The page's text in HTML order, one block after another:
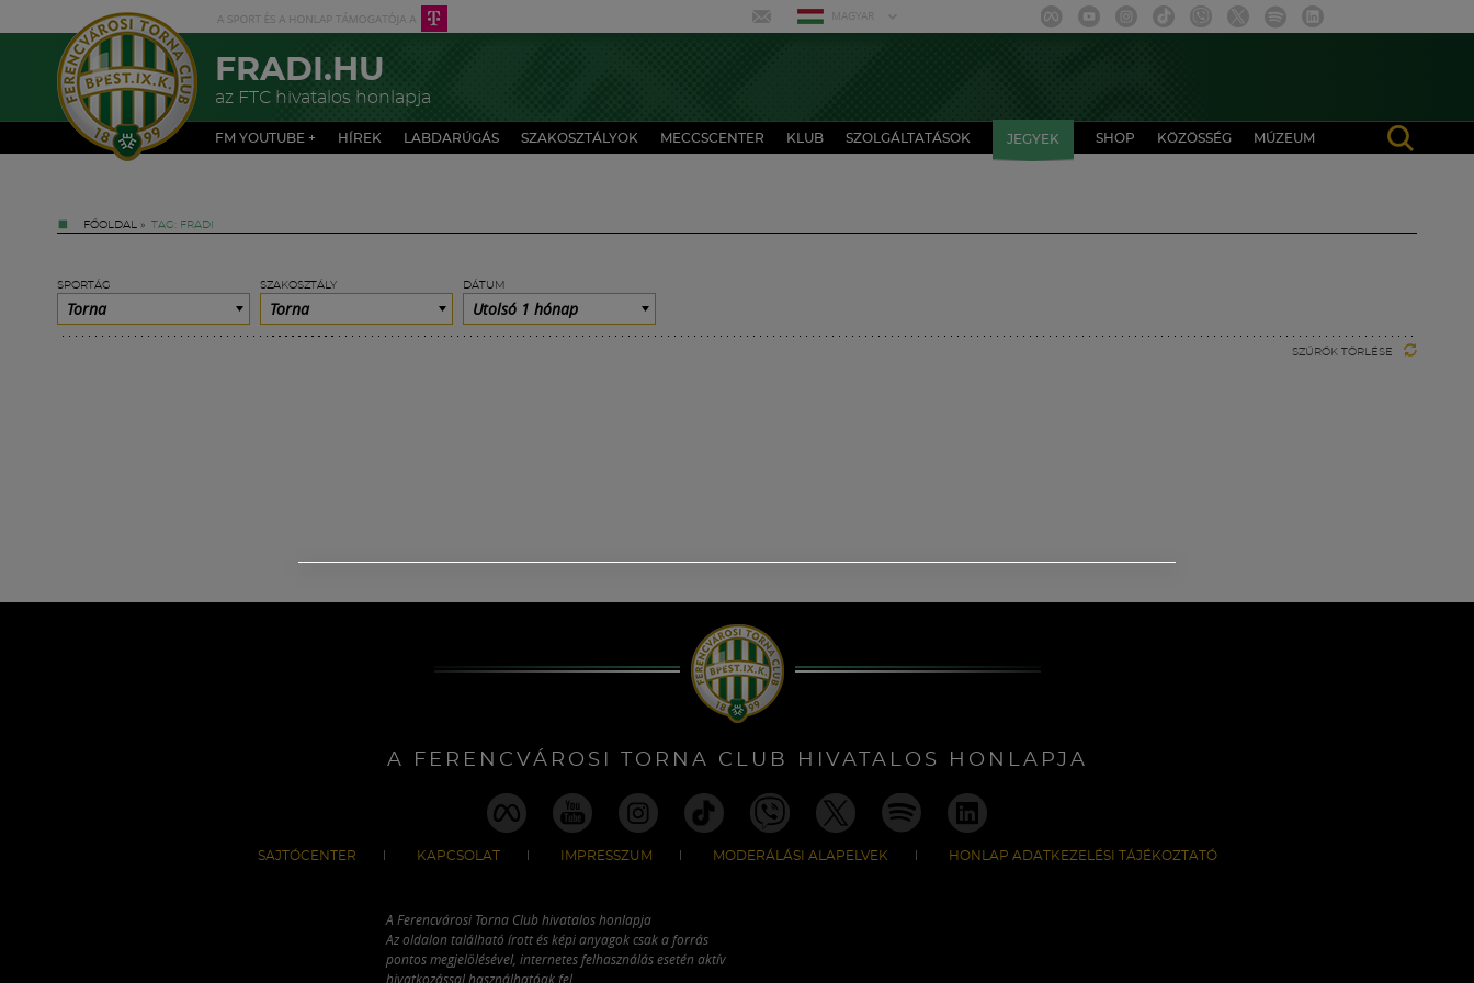
MAGYAR
FRADI.HU
az FTC hivatalos honlapja
FM YOUTUBE + HÍREK LABDARÚGÁS SZAKOSZTÁLYOK MECCSCENTER KLUB SZOLGÁLTATÁSOK JEGYEK SHOP KÖZÖSSÉG MÚZEUM
FŐOLDAL » TAG: FRADI
SPORTÁG
Torna
SZAKOSZTÁLY
Torna
DÁTUM
Utolsó 1 hónap
SZŰRŐK TÖRLÉSE
A FERENCVÁROSI TORNA CLUB HIVATALOS HONLAPJA
SAJTÓCENTER KAPCSOLAT IMPRESSZUM MODERÁLÁSI ALAPELVEK HONLAP ADATKEZELÉSI TÁJÉKOZTATÓ
A Ferencvárosi Torna Club hivatalos honlapja
Az oldalon található írott és képi anyagok csak a forrás
pontos megjelölésével, internetes felhasználás esetén aktív
hivatkozással használhatóak fel.